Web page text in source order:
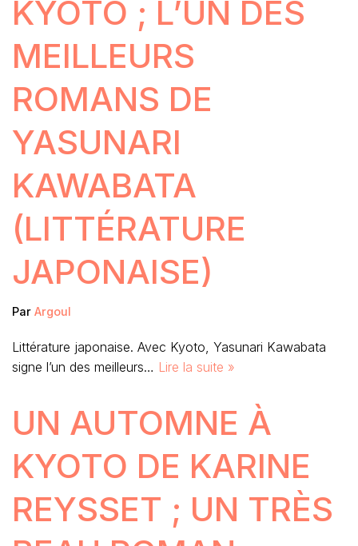
KYOTO ; L’UN DES
MEILLEURS
ROMANS DE
YASUNARI
KAWABATA
(LITTÉRATURE
JAPONAISE)
Par Argoul
Littérature japonaise. Avec Kyoto, Yasunari Kawabata
signe l’un des meilleurs… Lire la suite »
UN AUTOMNE À
KYOTO DE KARINE
REYSSET ; UN TRÈS